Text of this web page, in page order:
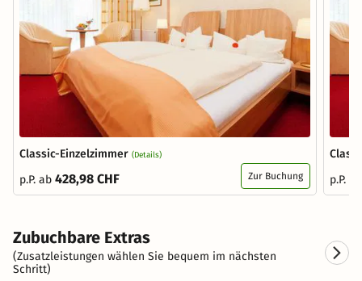
Classic-Einzelzimmer (Details)
p.P. ab 428,98 CHF Zur Buchung
p.P.
Zubuchbare Extras
(Zusatzleistungen wählen Sie bequem im nächsten
Schritt)